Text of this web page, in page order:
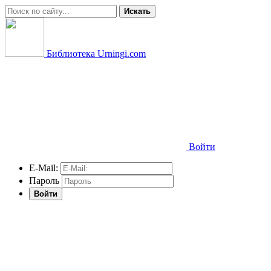
Искать
Библиотека Urningi.com
Войти
E-Mail:
Пароль
Войти